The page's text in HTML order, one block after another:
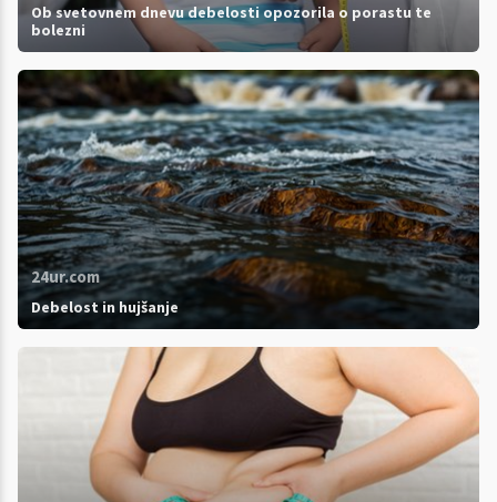
Ob svetovnem dnevu debelosti opozorila o porastu te
bolezni
24ur.com
Debelost in hujšanje